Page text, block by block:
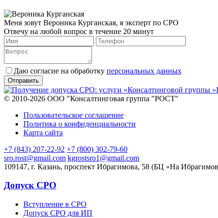
Меня зовут Вероника Курганская, я эксперт по СРО
Отвечу на любой вопрос в течение 20 минут
Даю согласие на обработку персональных данных
© 2010-2026 ООО "Консалтинговая группа "РОСТ"
Пользовательское соглашение
Политика о конфиденциальности
Карта сайта
+7 (843) 207-22-92 +7 (800) 302-79-60
sro.rost@gmail.com kgrostsro1@gmail.com
109147, г. Казань, проспект Ибрагимова, 58 (БЦ «На
Допуск СРО
Вступление в СРО
Допуск СРО для ИП